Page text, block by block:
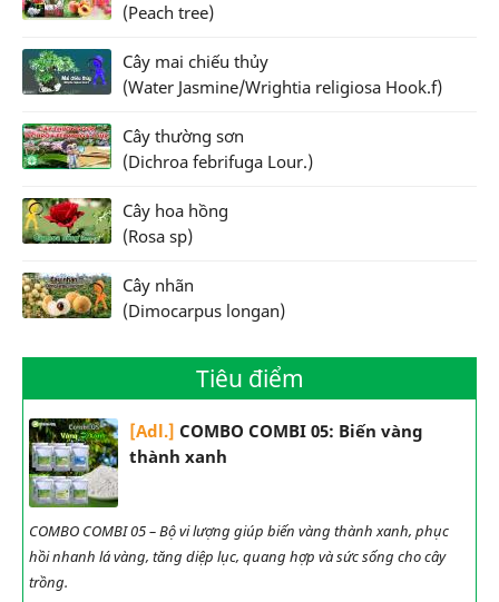
(Peach tree)
Cây mai chiếu thủy
(Water Jasmine/Wrightia religiosa Hook.f)
Cây thường sơn
(Dichroa febrifuga Lour.)
Cây hoa hồng
(Rosa sp)
Cây nhãn
(Dimocarpus longan)
Tiêu điểm
[Adl.] COMBO COMBI 05: Biến vàng
thành xanh
COMBO COMBI 05 – Bộ vi lượng giúp biến vàng thành xanh, phục
hồi nhanh lá vàng, tăng diệp lục, quang hợp và sức sống cho cây
trồng.